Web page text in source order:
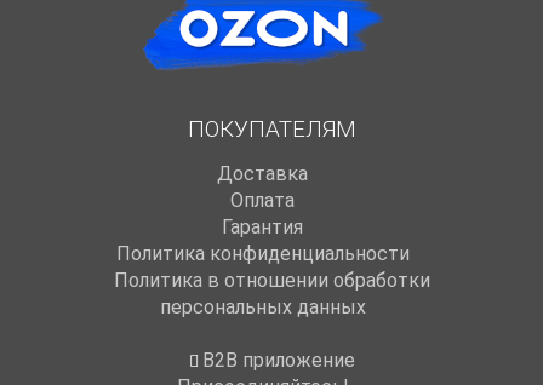
ПОКУПАТЕЛЯМ
Доставка
Оплата
Гарантия
Политика конфиденциальности
Политика в отношении обработки
персональных данных
B2B приложение